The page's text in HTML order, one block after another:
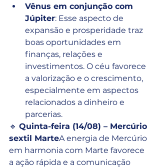
Vênus em conjunção com
Júpiter: Esse aspecto de
expansão e prosperidade traz
boas oportunidades em
finanças, relações e
investimentos. O céu favorece
a valorização e o crescimento,
especialmente em aspectos
relacionados a dinheiro e
parcerias.
🔹 Quinta-feira (14/08) – Mercúrio
sextil MarteA energia de Mercúrio
em harmonia com Marte favorece
a ação rápida e a comunicação